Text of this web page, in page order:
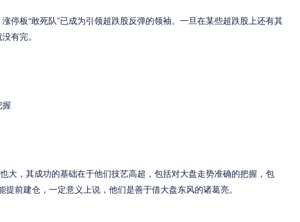
板“敢死队”已成为引领超跌股反弹的领袖。一旦在某些超跌股上还有其
有完。
，其成功的基础在于他们技艺高超，包括对大盘走势准确的把握，包
提前建仓，一定意义上说，他们是善于借大盘东风的诸葛亮。